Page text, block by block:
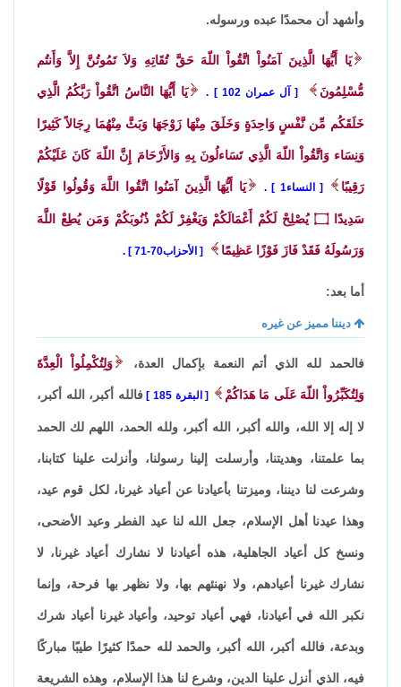
وأشهد أن محمدًا عبده ورسوله.
يَا أَيُّهَا الَّذِينَ آمَنُواْ اتَّقُواْ اللّهَ حَقَّ تُقَاتِهِ وَلاَ تَمُوتُنَّ إِلاَّ وَأَنتُم
مُّسْلِمُونَ آل عمران 102 . يَا أَيُّهَا النَّاسُ اتَّقُواْ رَبَّكُمُ الَّذِي
خَلَقَكُم مِّن نَّفْسٍ وَاحِدَةٍ وَخَلَقَ مِنْهَا زَوْجَهَا وَبَثَّ مِنْهُمَا رِجَالاً كَثِيرًا
وَنِسَاء وَاتَّقُواْ اللّهَ الَّذِي تَسَاءلُونَ بِهِ وَالأَرْحَامَ إِنَّ اللّهَ كَانَ عَلَيْكُمْ
رَقِيبًا النساء1 . يَا أَيُّهَا الَّذِينَ آمَنُوا اتَّقُوا اللَّهَ وَقُولُوا قَوْلًا
سَدِيدًا ۝ يُصْلِحْ لَكُمْ أَعْمَالَكُمْ وَيَغْفِرْ لَكُمْ ذُنُوبَكُمْ وَمَن يُطِعْ اللَّهَ
وَرَسُولَهُ فَقَدْ فَازَ فَوْزًا عَظِيمًا الأحزاب70-71 .
أما بعد:
ديننا مميز عن غيره
فالحمد لله الذي أتم النعمة بإكمال العدة، وَلِتُكْمِلُواْ الْعِدَّةَ
وَلِتُكَبِّرُواْ اللّهَ عَلَى مَا هَدَاكُمْ البقرة 185 فالله أكبر، الله أكبر،
لا إله إلا الله، والله أكبر، الله أكبر، ولله الحمد، اللهم لك الحمد
بما علمتنا، وهديتنا، وأرسلت إلينا رسولنا، وأنزلت علينا كتابنا،
وشرعت لنا ديننا، وميزتنا بأعيادنا عن أعياد غيرنا، لكل قوم عيد،
وهذا عيدنا أهل الإسلام، جعل الله لنا عيد الفطر وعيد الأضحى،
ونسخ كل أعياد الجاهلية، هذه أعيادنا لا نشارك أعياد غيرنا، لا
نشارك غيرنا أعيادهم، ولا نهنئهم بها، ولا نظهر بها فرحة، وإنما
نكبر الله في أعيادنا، فهي أعياد توحيد، وأعياد غيرنا أعياد شرك
وبدعة، فالله أكبر، الله أكبر، والحمد لله حمدًا كثيرًا طيبًا مباركًا
فيه، الذي أنزل علينا الدين، وشرع لنا هذا الإسلام، وهذه الشريعة